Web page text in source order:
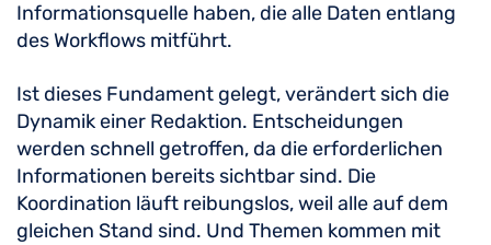
Informationsquelle haben, die alle Daten entlang
des Workflows mitführt.
Ist dieses Fundament gelegt, verändert sich die
Dynamik einer Redaktion. Entscheidungen
werden schnell getroffen, da die erforderlichen
Informationen bereits sichtbar sind. Die
Koordination läuft reibungslos, weil alle auf dem
gleichen Stand sind. Und Themen kommen mit